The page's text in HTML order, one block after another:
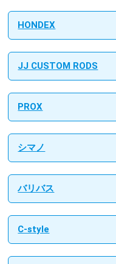
HONDEX
JJ CUSTOM RODS
PROX
シマノ
バリバス
C-style